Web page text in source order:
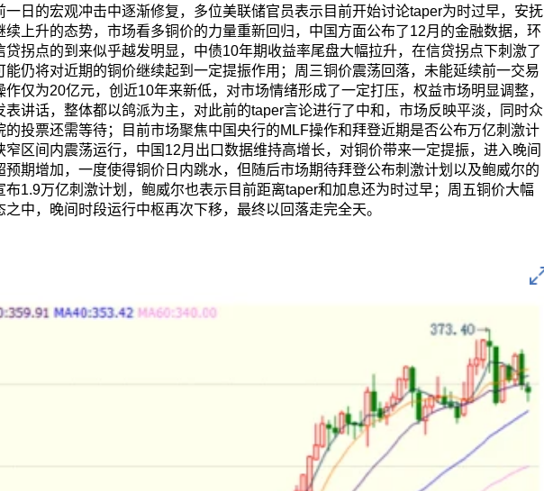
日的宏观冲击中逐渐修复，多位美联储官员表示目前开始讨论taper为时过早，安抚
上升的态势，市场看多铜价的力量重新回归，中国方面公布了12月的金融数据，环
拐点的到来似乎越发明显，中债10年期收益率尾盘大幅拉升，在信贷拐点下刺激了
仍将对近期的铜价继续起到一定提振作用；周三铜价震荡回落，未能延续前一交易
仅为20亿元，创近10年来新低，对市场情绪形成了一定打压，权益市场明显调整，
讲话，整体都以鸽派为主，对此前的taper言论进行了中和，市场反映平淡，同时众
投票还需等待；目前市场聚焦中国央行的MLF操作和拜登近期是否公布万亿刺激计
区间内震荡运行，中国12月出口数据维持高增长，对铜价带来一定提振，进入晚间
期增加，一度使得铜价日内跳水，但随后市场期待拜登公布刺激计划以及鲍威尔的
1.9万亿刺激计划，鲍威尔也表示目前距离taper和加息还为时过早；周五铜价大幅
中，晚间时段运行中枢再次下移，最终以回落走完全天。